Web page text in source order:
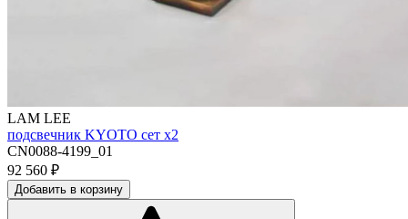
LAM LEE
подсвечник KYOTO сет х2
CN0088-4199_01
92 560 ₽
Добавить в корзину